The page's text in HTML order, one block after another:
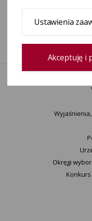
Okręgi
Ustawienia
Akceptuję i